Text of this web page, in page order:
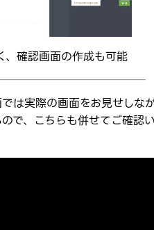
、確認画面の作成も可能
は実際の画面をお見せしな
で、こちらも併せてご確認